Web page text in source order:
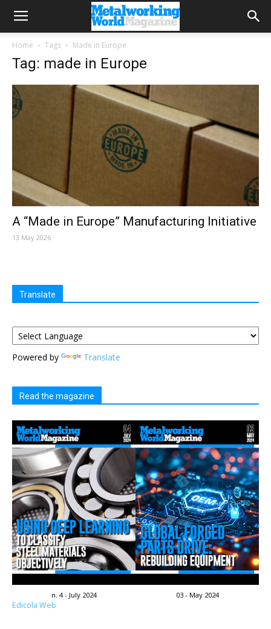
Home Tags Made in Europe
Tag: made in Europe
A “Made in Europe” Manufacturing Initiative
13 May 2026
Translate
Powered by Translate
Read the magazine
n. 4 - July 2024 03 - May 2024
Edicola Web